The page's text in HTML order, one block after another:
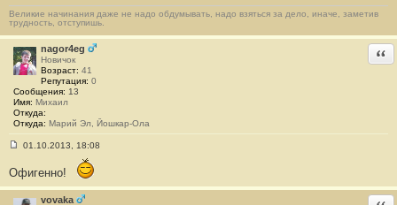
б
щ
е
н
и
е
#
Великие начинания даже не надо обдумывать, надо взяться за дело, иначе, заметив
трудность, отступишь.
nagor4eg
Новичок
Возраст: 41
Репутация: 0
Сообщения: 13
Имя: Михаил
Откуда:
Откуда: Марий Эл, Йошкар-Ола
о
б
01.10.2013, 18:08
Офигенно!
vovaka